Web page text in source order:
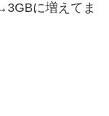
に増えてま